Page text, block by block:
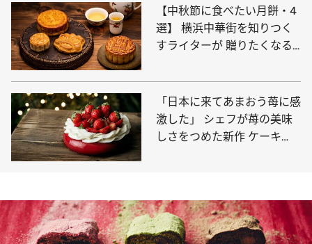
【中秋節に食べたい月餅・4
選】 横浜中華街を知りつく
すライターが 贈りたくなる
「日本に来てあまおう苺に感
激した」 シェフが苺の美味
しさをつめた新作 ケーキ